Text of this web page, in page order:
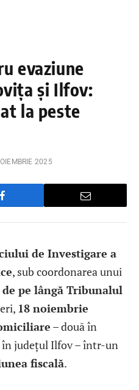
evaziune
și Ilfov:
la peste
2025
de Investigare a
, sub coordonarea unui
pe lângă Tribunalul
18 noiembrie
– două în
județul Ilfov – într-un
fiscală.